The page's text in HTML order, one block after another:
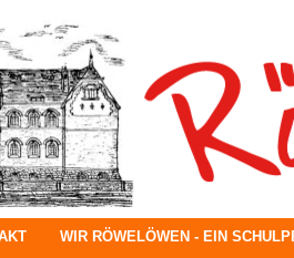
WIR RÖWELÖWEN - EIN